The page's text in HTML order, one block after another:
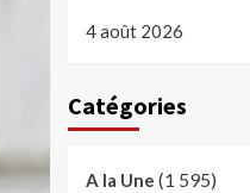
4 août 2026
Catégories
A la Une (1 595)